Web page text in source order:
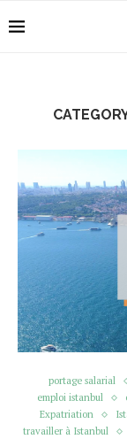
portage salarial
emploi istanbul
Expatriation
travailler à Istanbul